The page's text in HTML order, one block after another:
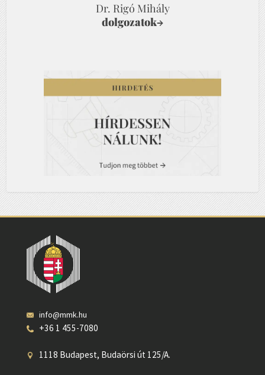
Dr. Rigó Mihály
dolgozatok→
info@mmk.hu
+36 1 455-7080
1118 Budapest, Budaörsi út 125/A.